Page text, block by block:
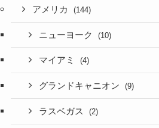
アメリカ (144)
ニューヨーク (10)
マイアミ (4)
グランドキャニオン (9)
ラスベガス (2)